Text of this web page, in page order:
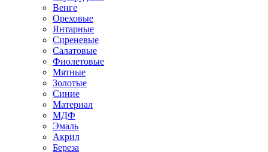
Венге
Ореховые
Янтарные
Сиреневые
Салатовые
Фиолетовые
Мятные
Золотые
Синие
Материал
МДФ
Эмаль
Акрил
Береза